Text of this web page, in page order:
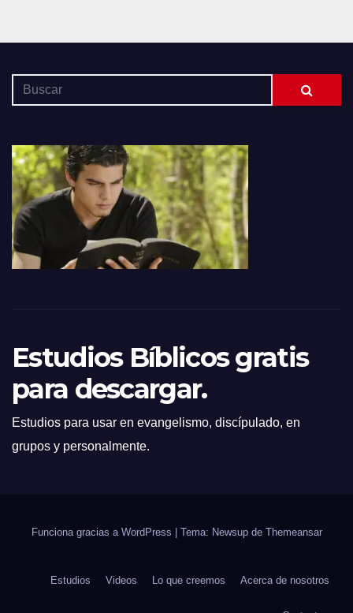
Estudios Bíblicos gratis
para descargar.
Estudios para usar en evangelismo, discípulado, en
grupos y personalmente.
Funciona gracias a WordPress Tema: Newsup de Themeansar
Estudios Videos Lo que creemos Acerca de nosotros